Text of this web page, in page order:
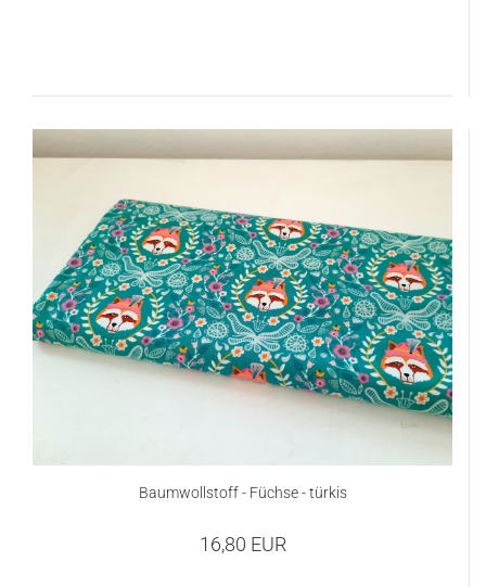
Baumwollstoff - Füchse - türkis
16,80 EUR